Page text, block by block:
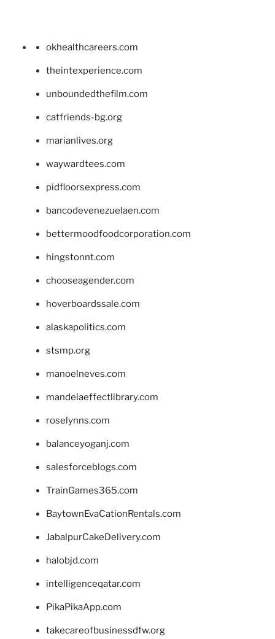
okhealthcareers.com
theintexperience.com
unboundedthefilm.com
catfriends-bg.org
marianlives.org
waywardtees.com
pidfloorsexpress.com
bancodevenezuelaen.com
bettermoodfoodcorporation.com
hingstonnt.com
chooseagender.com
hoverboardssale.com
alaskapolitics.com
stsmp.org
manoelneves.com
mandelaeffectlibrary.com
roselynns.com
balanceyoganj.com
salesforceblogs.com
TrainGames365.com
BaytownEvaCationRentals.com
JabalpurCakeDelivery.com
halobjd.com
intelligenceqatar.com
PikaPikaApp.com
takecareofbusinessdfw.org